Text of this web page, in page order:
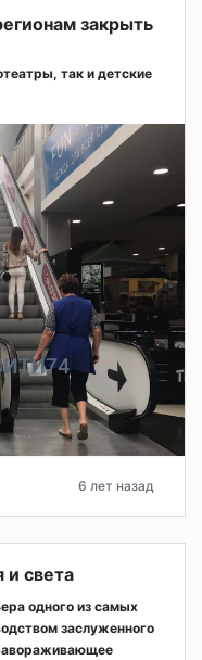
закрыть
так и детские
6 лет назад
и света
одного из самых
заслуженного